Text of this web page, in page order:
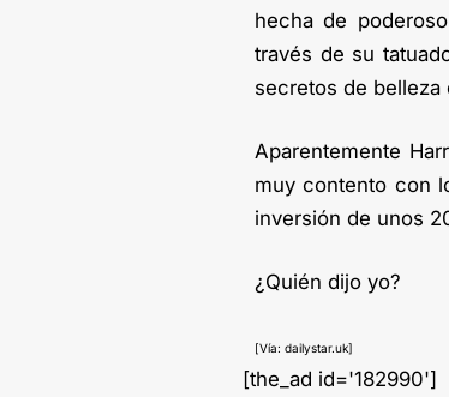
hecha de
través de su
secretos de
Aparentemente
muy contento con
inversión de unos
¿Quién dijo yo?
[Vía: dailystar.uk]
[the_ad id='182990']